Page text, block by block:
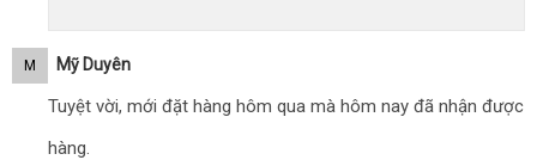
M Mỹ Duyên
Tuyệt vời, mới đặt hàng hôm qua mà hôm nay đã nhận được
hàng.